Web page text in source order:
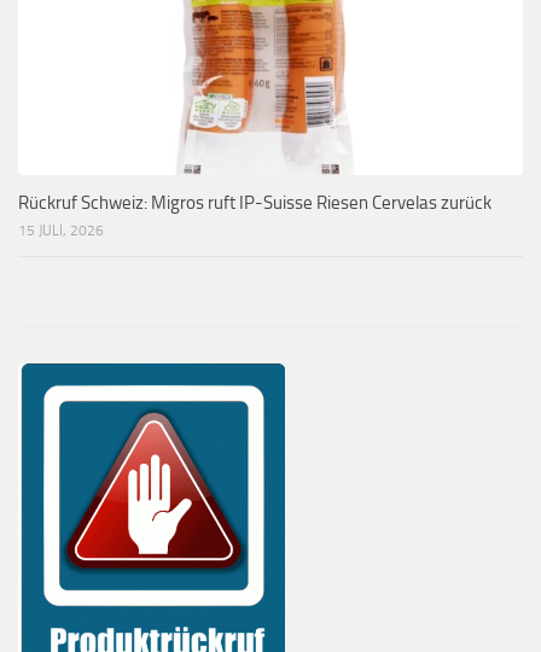
Rückruf Schweiz: Migros ruft IP-Suisse Riesen Cervelas zurück
15 JULI, 2026